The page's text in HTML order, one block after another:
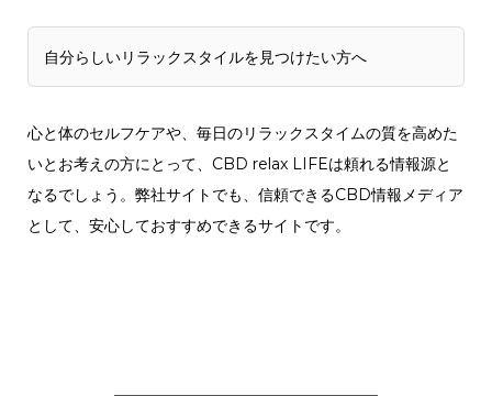
自分らしいリラックスタイルを見つけたい方へ
心と体のセルフケアや、毎日のリラックスタイムの質を高めた
いとお考えの方にとって、CBD relax LIFEは頼れる情報源と
なるでしょう。弊社サイトでも、信頼できるCBD情報メディア
として、安心しておすすめできるサイトです。